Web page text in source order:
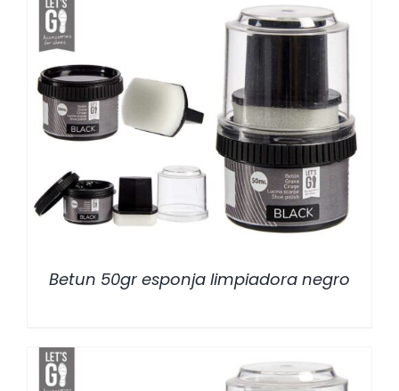
/ DETALLES
Betun 50gr esponja limpiadora negro